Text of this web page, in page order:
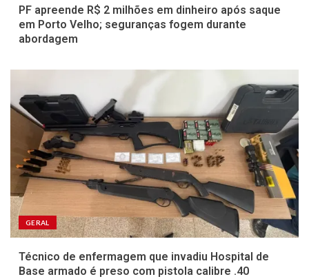
PF apreende R$ 2 milhões em dinheiro após saque
em Porto Velho; seguranças fogem durante
abordagem
GERAL
Técnico de enfermagem que invadiu Hospital de
Base armado é preso com pistola calibre .40